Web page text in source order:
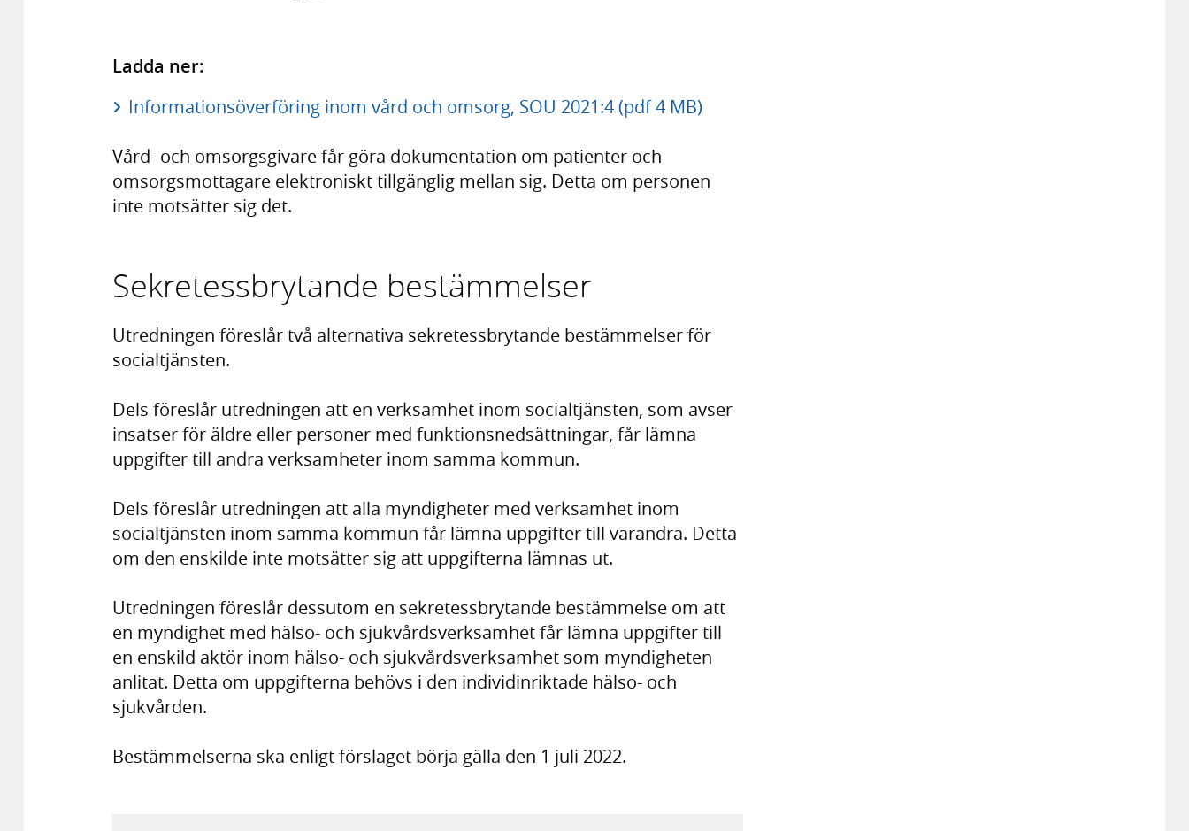
Ladda ner:
Informationsöverföring inom vård och omsorg, SOU 2021:4 (pdf 4 MB)
Vård- och omsorgsgivare får göra dokumentation om patienter och
omsorgsmottagare elektroniskt tillgänglig mellan sig. Detta om personen
inte motsätter sig det.
Sekretessbrytande bestämmelser
Utredningen föreslår två alternativa sekretessbrytande bestämmelser för
socialtjänsten.
Dels föreslår utredningen att en verksamhet inom socialtjänsten, som avser
insatser för äldre eller personer med funktionsnedsättningar, får lämna
uppgifter till andra verksamheter inom samma kommun.
Dels föreslår utredningen att alla myndigheter med verksamhet inom
socialtjänsten inom samma kommun får lämna uppgifter till varandra. Detta
om den enskilde inte motsätter sig att uppgifterna lämnas ut.
Utredningen föreslår dessutom en sekretessbrytande bestämmelse om att
en myndighet med hälso- och sjukvårdsverksamhet får lämna uppgifter till
en enskild aktör inom hälso- och sjukvårdsverksamhet som myndigheten
anlitat. Detta om uppgifterna behövs i den individinriktade hälso- och
sjukvården.
Bestämmelserna ska enligt förslaget börja gälla den 1 juli 2022.